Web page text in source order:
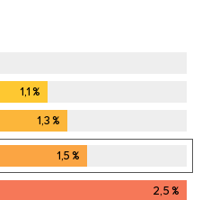
1,1%
1,3%
1,5%
2,5%